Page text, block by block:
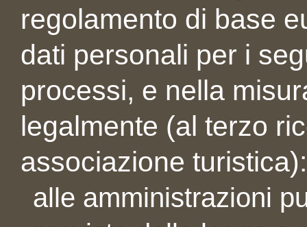
regolamento di base
dati personali per i
processi, e nella
legalmente (al terzo
associazione turistica):
alle amministrazioni